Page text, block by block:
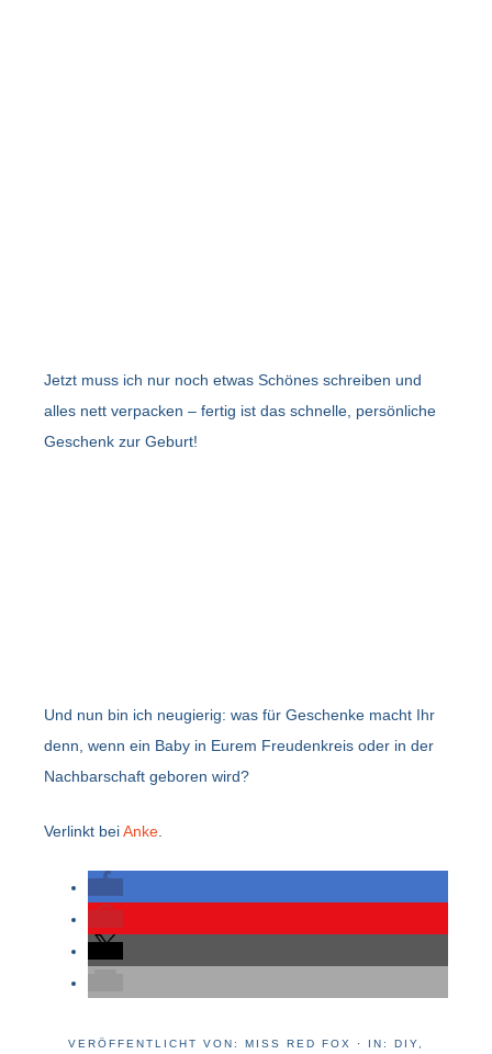
Jetzt muss ich nur noch etwas Schönes schreiben und
alles nett verpacken – fertig ist das schnelle, persönliche
Geschenk zur Geburt!
Und nun bin ich neugierig: was für Geschenke macht Ihr
denn, wenn ein Baby in Eurem Freudenkreis oder in der
Nachbarschaft geboren wird?
Verlinkt beiAnke
VERÖFFENTLICHT VON: MISS RED FOX · IN: DIY